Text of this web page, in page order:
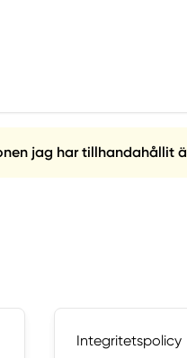
jag har tillhandahållit
Integritetspolicy